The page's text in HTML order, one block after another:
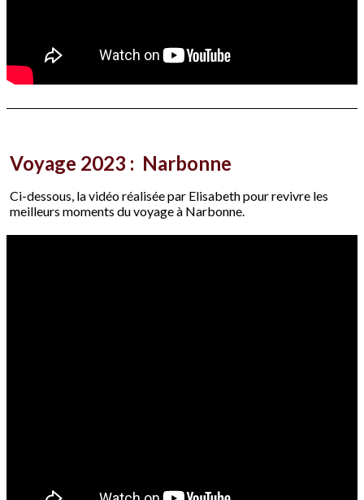
Voyage 2023 : Narbonne
Ci-dessous, la vidéo réalisée par Elisabeth pour revivre les
meilleurs moments du voyage à Narbonne.